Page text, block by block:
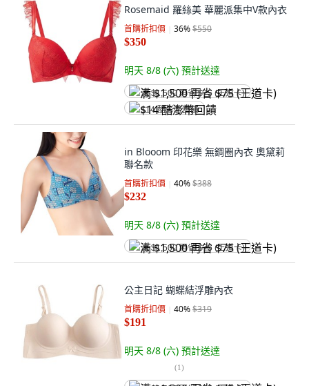
Rosemaid 羅絲美 華麗派集中V款內衣
首購折扣價 36%$550
$350
明天 8/8 (六) 預計送達
满 $1,500 再省 $75 (王道卡)
$14 酷澎幣回饋
in Blooom 印花樂 無鋼圈內衣 奧黛莉
聯名款
首購折扣價 40%$388
$232
明天 8/8 (六) 預計送達
满 $1,500 再省 $75 (王道卡)
公主日記 蝴蝶結浮雕內衣
首購折扣價 40%$319
$191
明天 8/8 (六) 預計送達
(1)